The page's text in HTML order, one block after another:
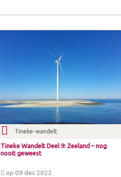
Tineke-wandelt
Tineke Wandelt Deel 9: Zeeland – nog
nooit geweest
op 09 dec 2022